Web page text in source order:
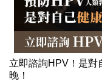
立即諮詢HPV！是對
晚！